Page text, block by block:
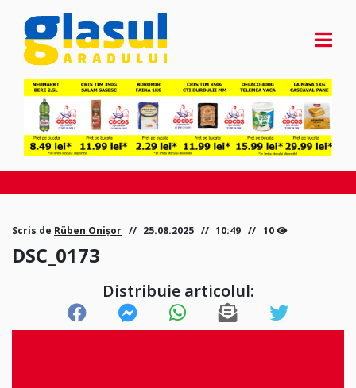
Scris de Rüben Onișor 25.08.2025 10:49 10
DSC_0173
Distribuie articolul: